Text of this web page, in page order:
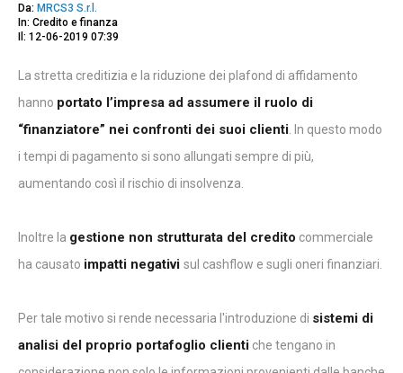
Da: MRCS3 S.r.l.
In: Credito e finanza
Il: 12-06-2019 07:39
La stretta creditizia e la riduzione dei plafond di affidamento
hanno portato l’impresa ad assumere il ruolo di
“finanziatore” nei confronti dei suoi clienti . In questo modo
i tempi di pagamento si sono allungati sempre di più,
aumentando così il rischio di insolvenza.
Inoltre la gestione non strutturata del credito commerciale
ha causato impatti negativi sul cashflow e sugli oneri finanziari.
Per tale motivo si rende necessaria l'introduzione di sistemi di
analisi del proprio portafoglio clienti che tengano in